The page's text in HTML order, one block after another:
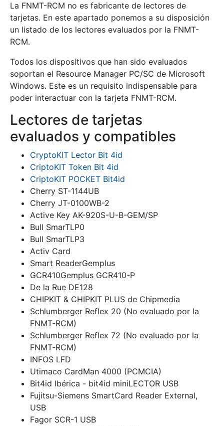
Mostrar/Ocultar
La FNMT-RCM no es fabricante de lectores de
tarjetas. En este apartado ponemos a su disposición
un listado de los lectores evaluados por la FNMT-
RCM.
Todos los dispositivos que han sido evaluados
soportan el Resource Manager PC/SC de Microsoft
Windows. Este es un requisito indispensable para
poder interactuar con la tarjeta FNMT-RCM.
Lectores de tarjetas
evaluados y compatibles
CryptoKIT Lector Bit 4id
CriptoKIT Token Bit 4id
CriptoKIT POCKET Bit4id
Cherry ST-1144UB
Cherry JT-0100WB-2
Active Key AK-920S-U-B-GEM/SP
Bull SmarTLP0
Bull SmarTLP3
Activ Card
Smart ReaderGemplus
GCR410Gemplus GCR410-P
De la Rue DE128
CHIPKIT & CHIPKIT PLUS de Chipmedia
Schlumberger Reflex 20 (No evaluado por la
FNMT-RCM)
Schlumberger Reflex 72 (No evaluado por la
FNMT-RCM)
INFOS LFD
Utimaco CardMan 4000 (PCMCIA)
Bit4id Ibérica - bit4id miniLECTOR USB
Fujitsu-Siemens SmartCard Reader External,
USB
Fagor SCR-1 USB